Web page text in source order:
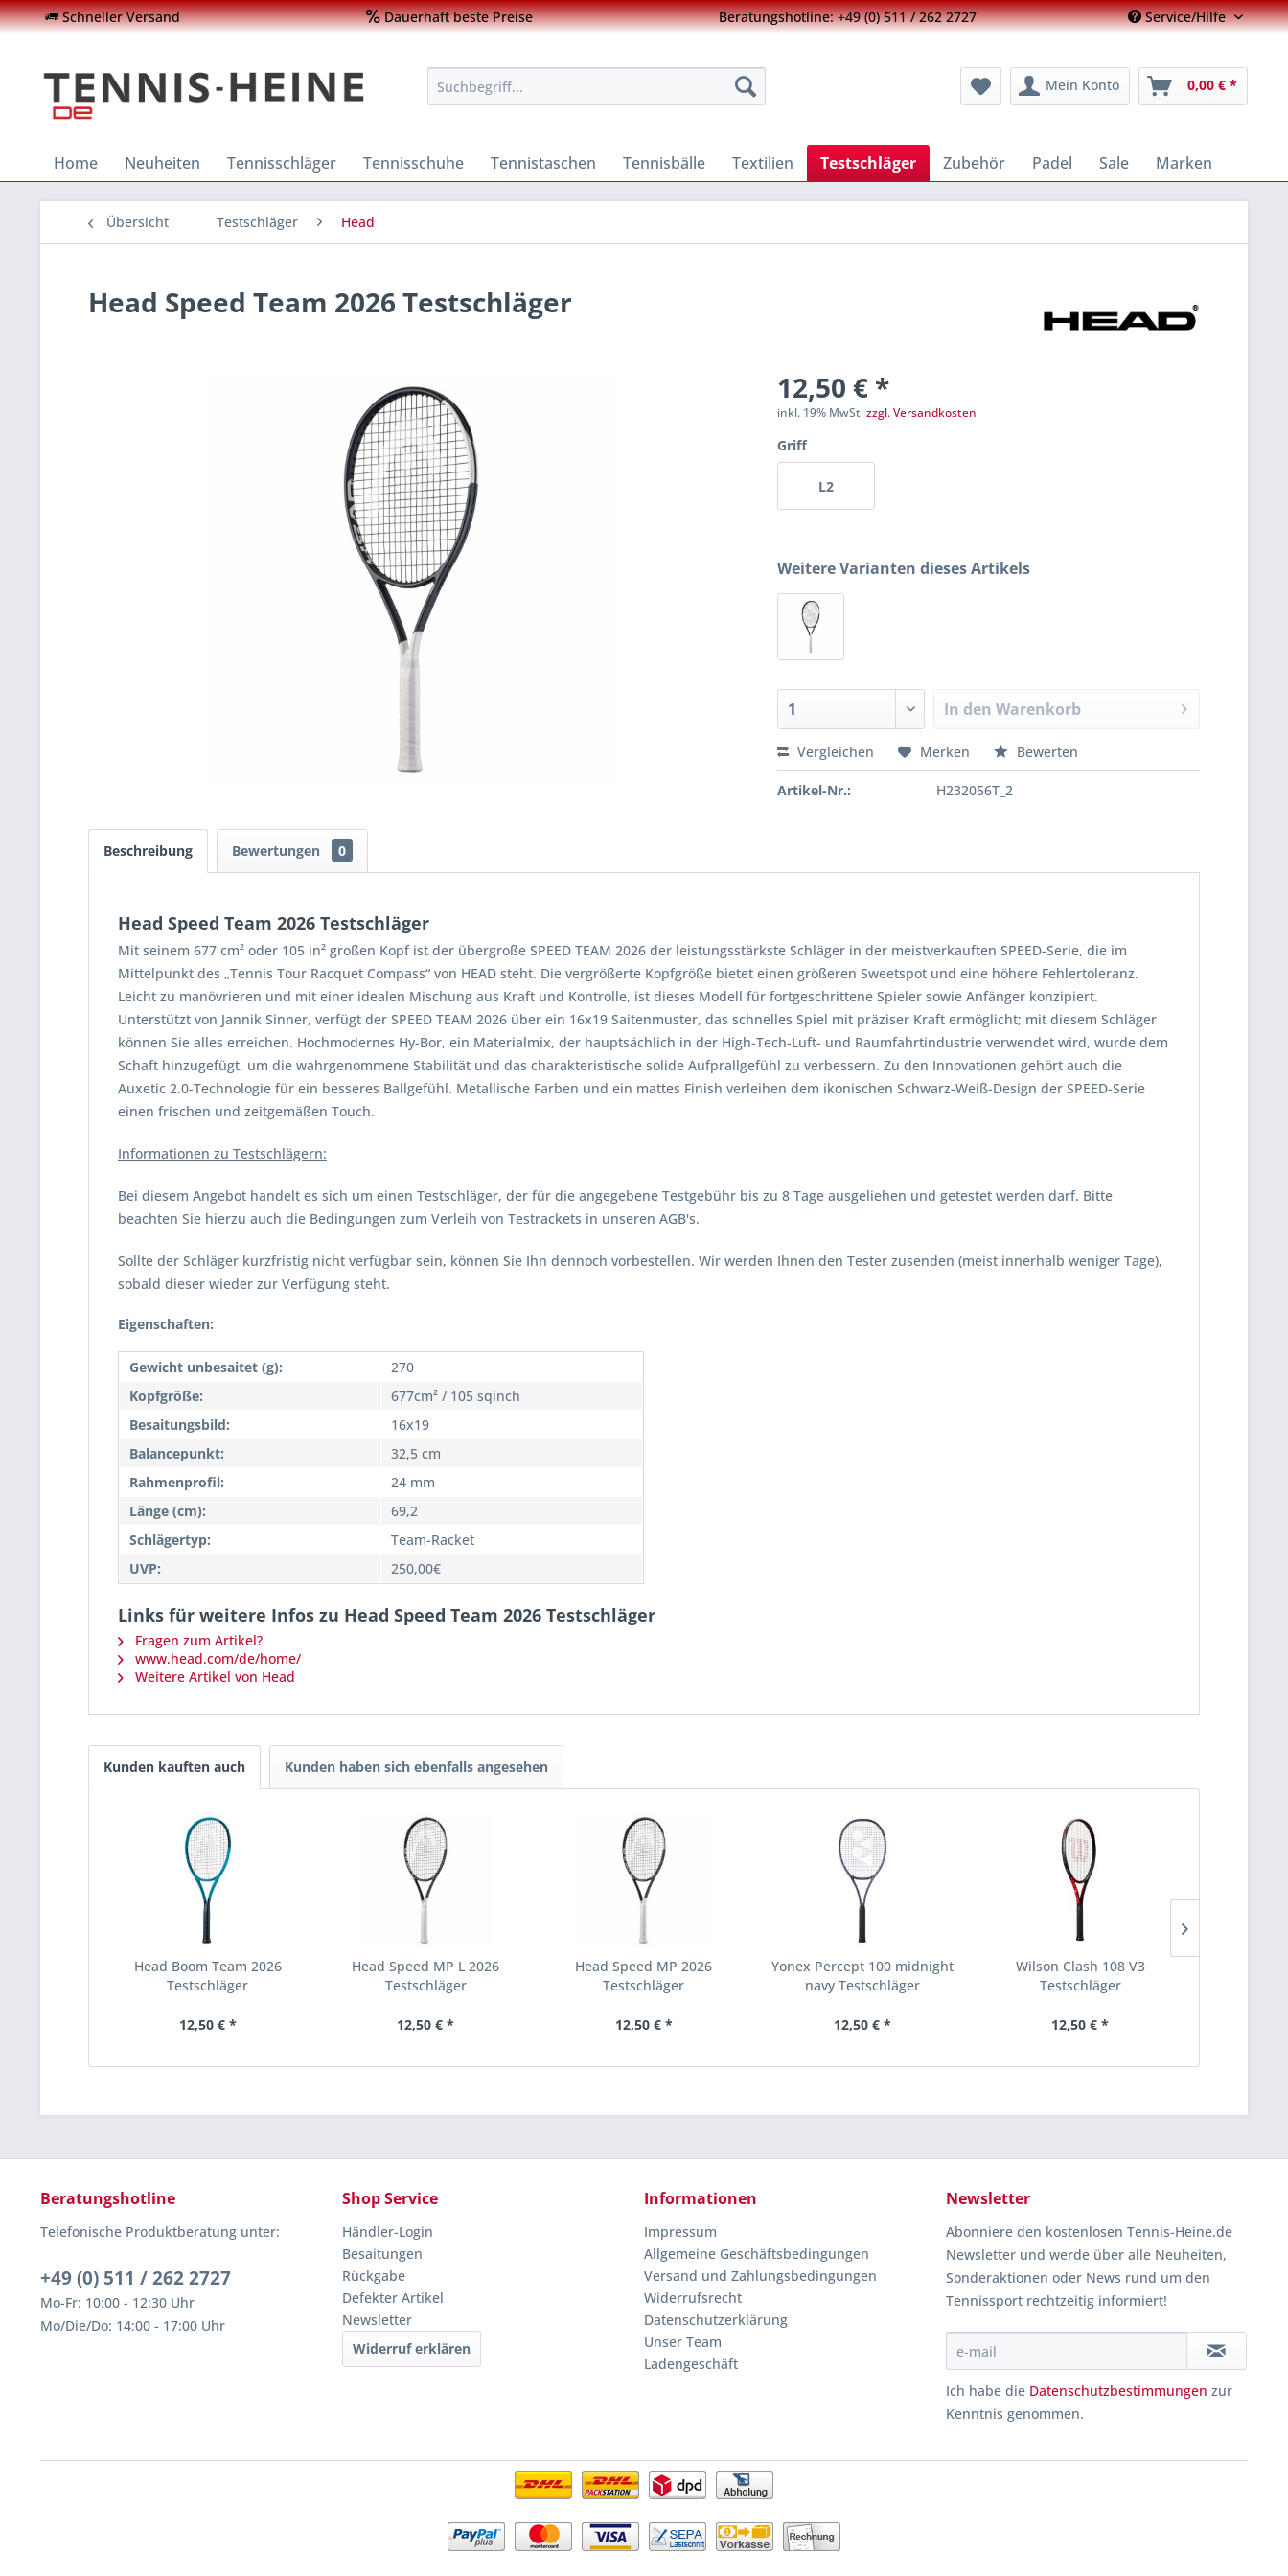
Schneller Versand Dauerhaft beste Preise Beratungshotline: +49 (0) 511 / 262 2727 Service/Hilfe
Mein Konto 0,00 € *
Home Neuheiten Tennisschläger Tennisschuhe Tennistaschen Tennisbälle Textilien Testschläger Zubehör Padel Sale Marken
Übersicht Testschläger Head
Head Speed Team 2026 Testschläger
12,50 € *
inkl. 19% MwSt.zzgl. Versandkosten
Griff
L2
Weitere Varianten dieses Artikels
In den Warenkorb
Vergleichen Merken Bewerten
Artikel-Nr.: H232056T_2
Beschreibung Bewertungen 0
Head Speed Team 2026 Testschläger
Mit seinem 677 cm² oder 105 in² großen Kopf ist der übergroße SPEED TEAM 2026 der leistungsstärkste Schläger in der meistverkauften SPEED-Serie, die im
Mittelpunkt des „Tennis Tour Racquet Compass“ von HEAD steht. Die vergrößerte Kopfgröße bietet einen größeren Sweetspot und eine höhere Fehlertoleranz.
Leicht zu manövrieren und mit einer idealen Mischung aus Kraft und Kontrolle, ist dieses Modell für fortgeschrittene Spieler sowie Anfänger konzipiert.
Unterstützt von Jannik Sinner, verfügt der SPEED TEAM 2026 über ein 16x19 Saitenmuster, das schnelles Spiel mit präziser Kraft ermöglicht; mit diesem Schläger
können Sie alles erreichen. Hochmodernes Hy-Bor, ein Materialmix, der hauptsächlich in der High-Tech-Luft- und Raumfahrtindustrie verwendet wird, wurde dem
Schaft hinzugefügt, um die wahrgenommene Stabilität und das charakteristische solide Aufprallgefühl zu verbessern. Zu den Innovationen gehört auch die
Auxetic 2.0-Technologie für ein besseres Ballgefühl. Metallische Farben und ein mattes Finish verleihen dem ikonischen Schwarz-Weiß-Design der SPEED-Serie
einen frischen und zeitgemäßen Touch.
Informationen zu Testschlägern:
Bei diesem Angebot handelt es sich um einen Testschläger, der für die angegebene Testgebühr bis zu 8 Tage ausgeliehen und getestet werden darf. Bitte
beachten Sie hierzu auch die Bedingungen zum Verleih von Testrackets in unseren AGB's.
Sollte der Schläger kurzfristig nicht verfügbar sein, können Sie Ihn dennoch vorbestellen. Wir werden Ihnen den Tester zusenden (meist innerhalb weniger Tage),
sobald dieser wieder zur Verfügung steht.
Eigenschaften:
Gewicht unbesaitet (g):
270
Kopfgröße:
677cm² / 105 sqinch
Besaitungsbild:
16x19
Balancepunkt:
32,5 cm
Rahmenprofil:
24 mm
Länge (cm):
69,2
Schlägertyp:
Team-Racket
UVP:
250,00€
Links für weitere Infos zu Head Speed Team 2026 Testschläger
Fragen zum Artikel?
www.head.com/de/home/
Weitere Artikel von Head
Kunden kauften auch Kunden haben sich ebenfalls angesehen
Head Boom Team 2026
Testschläger
12,50 € *
Head Speed MP L 2026
Testschläger
12,50 € *
Head Speed MP 2026
Testschläger
12,50 € *
Yonex Percept 100 midnight
navy Testschläger
12,50 € *
Wilson Clash 108 V3
Testschläger
12,50 € *
Beratungshotline
Telefonische Produktberatung unter:
+49 (0) 511 / 262 2727
Mo-Fr: 10:00 - 12:30 Uhr
Mo/Die/Do: 14:00 - 17:00 Uhr
Shop Service
Händler-Login
Besaitungen
Rückgabe
Defekter Artikel
Newsletter
Widerruf erklären
Informationen
Impressum
Allgemeine Geschäftsbedingungen
Versand und Zahlungsbedingungen
Widerrufsrecht
Datenschutzerklärung
Unser Team
Ladengeschäft
Newsletter
Abonniere den kostenlosen Tennis-Heine.de
Newsletter und werde über alle Neuheiten,
Sonderaktionen oder News rund um den
Tennissport rechtzeitig informiert!
Ich habe die Datenschutzbestimmungen zur
Kenntnis genommen.